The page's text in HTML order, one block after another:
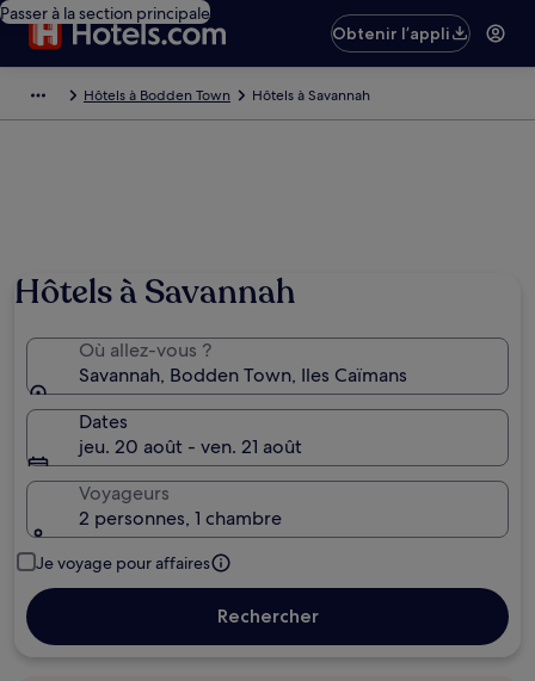
Passer à la section principale
Obtenir l’appli
Hôtels à Bodden Town Hôtels à Savannah
Hôtels à Savannah
Où allez-vous ?
Savannah, Bodden Town, Iles Caïmans
Dates
jeu. 20 août - ven. 21 août
Voyageurs
2 personnes, 1 chambre
Je voyage pour affaires
Rechercher